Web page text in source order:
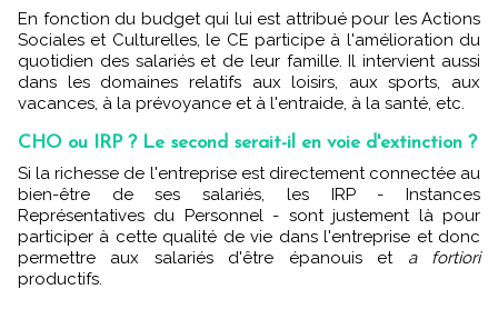
En fonction du budget qui lui est attribué pour les Actions
Sociales et Culturelles, le CE participe à l'amélioration du
quotidien des salariés et de leur famille. Il intervient aussi
dans les domaines relatifs aux loisirs, aux sports, aux
vacances, à la prévoyance et à l'entraide, à la santé, etc.
CHO ou IRP ? Le second serait-il en voie d'extinction ?
Si la richesse de l'entreprise est directement connectée au
bien-être de ses salariés, les IRP - Instances
Représentatives du Personnel - sont justement là pour
participer à cette qualité de vie dans l'entreprise et donc
permettre aux salariés d'être épanouis et a fortiori
productifs.